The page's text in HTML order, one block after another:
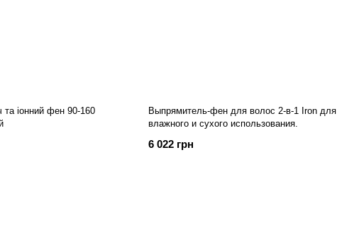
та іонний фен 90-160
Выпрямитель-фен для волос 2-в-1 Iron для
влажного и сухого использования.
6 022 грн